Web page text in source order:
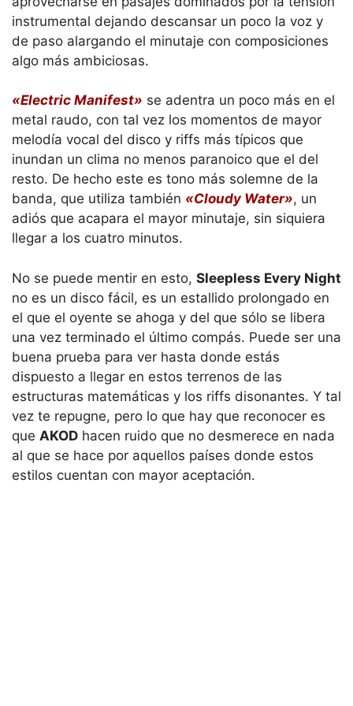
instrumental dejando descansar un poco la voz y
de paso alargando el minutaje con composiciones
algo más ambiciosas.
«Electric Manifest» se adentra un poco más en el
metal raudo, con tal vez los momentos de mayor
melodía vocal del disco y riffs más típicos que
inundan un clima no menos paranoico que el del
resto. De hecho este es tono más solemne de la
banda, que utiliza también «Cloudy Water», un
adiós que acapara el mayor minutaje, sin siquiera
llegar a los cuatro minutos.
No se puede mentir en esto, Sleepless Every Night
no es un disco fácil, es un estallido prolongado en
el que el oyente se ahoga y del que sólo se libera
una vez terminado el último compás. Puede ser una
buena prueba para ver hasta donde estás
dispuesto a llegar en estos terrenos de las
estructuras matemáticas y los riffs disonantes. Y tal
vez te repugne, pero lo que hay que reconocer es
que AKOD hacen ruido que no desmerece en nada
al que se hace por aquellos países donde estos
estilos cuentan con mayor aceptación.